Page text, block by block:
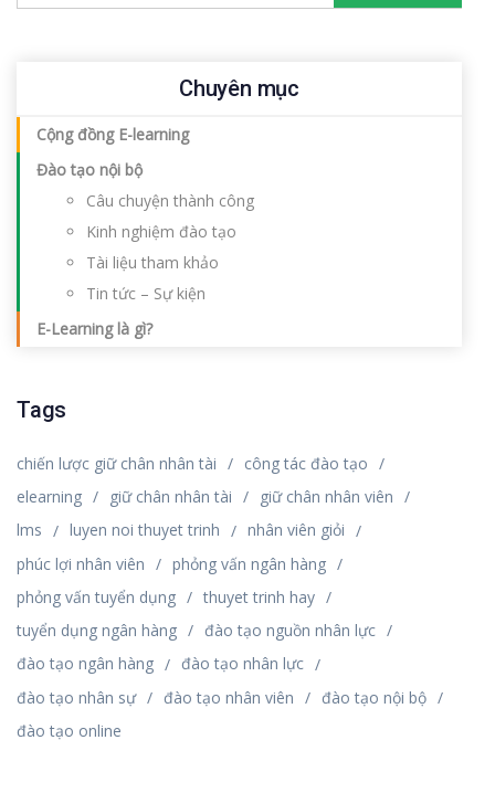
Chuyên mục
Cộng đồng E-learning
Đào tạo nội bộ
Câu chuyện thành công
Kinh nghiệm đào tạo
Tài liệu tham khảo
Tin tức – Sự kiện
E-Learning là gì?
Tags
chiến lược giữ chân nhân tài
công tác đào tạo
elearning
giữ chân nhân tài
giữ chân nhân viên
lms
luyen noi thuyet trinh
nhân viên giỏi
phúc lợi nhân viên
phỏng vấn ngân hàng
phỏng vấn tuyển dụng
thuyet trinh hay
tuyển dụng ngân hàng
đào tạo nguồn nhân lực
đào tạo ngân hàng
đào tạo nhân lực
đào tạo nhân sự
đào tạo nhân viên
đào tạo nội bộ
đào tạo online